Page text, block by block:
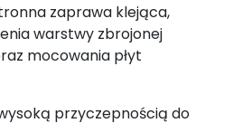
zaprawa klejąca,
warstwy zbrojonej
mocowania płyt
przyczepnością do